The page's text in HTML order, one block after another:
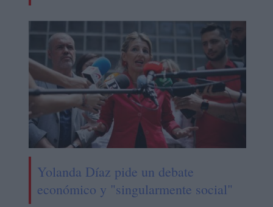
Yolanda Díaz pide un debate
económico y "singularmente social"